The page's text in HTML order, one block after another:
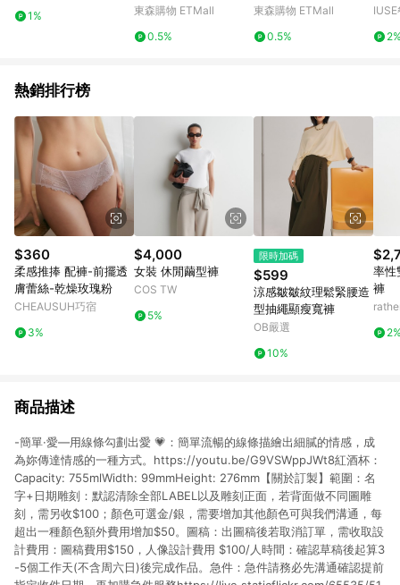
1%
杯 350ml - 2入
東森購物 ETMall
0.5%
東森購物 ETMall
0.5%
BS
IUSE
熱銷排行榜
$360
柔感推捧 配褲-前擺透
膚蕾絲-乾燥玫瑰粉
CHEAUSUH巧宿
3%
$4,000
女裝 休閒繭型褲
COS TW
5%
限時加碼
$599
涼感皺皺紋理鬆緊腰造
型抽繩顯瘦寬褲
OB嚴選
10%
率性
褲
商品描述
-簡單·愛—用線條勾劃出愛 💗：簡單流暢的線條描繪出細膩的情感，成
為妳傳達情感的一種方式。https://youtu.be/G9VSWppJWt8紅酒杯：
Capacity: 755mlWidth: 99mmHeight: 276mm【關於訂製】範圍：名
字+日期雕刻：默認清除全部LABEL以及雕刻正面，若背面做不同圖雕
刻，需另收$100；顏色可選金/銀，需要增加其他顏色可與我們溝通，每
超出一種顏色額外費用增加$50。圖稿：出圖稿後若取消訂單，需收取設
計費用：圖稿費用$150，人像設計費用 $100/人時間：確認草稿後起算3
-5個工作天(不含周六日)後完成作品。急件：急件請務必先溝通確認提前